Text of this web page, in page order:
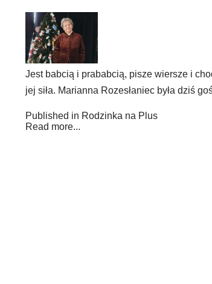
Jest babcią i prababcią, pisze wiersze i
jej siła. Marianna Rozesłaniec była dziś
Published in Rodzinka na Plus
Read more...